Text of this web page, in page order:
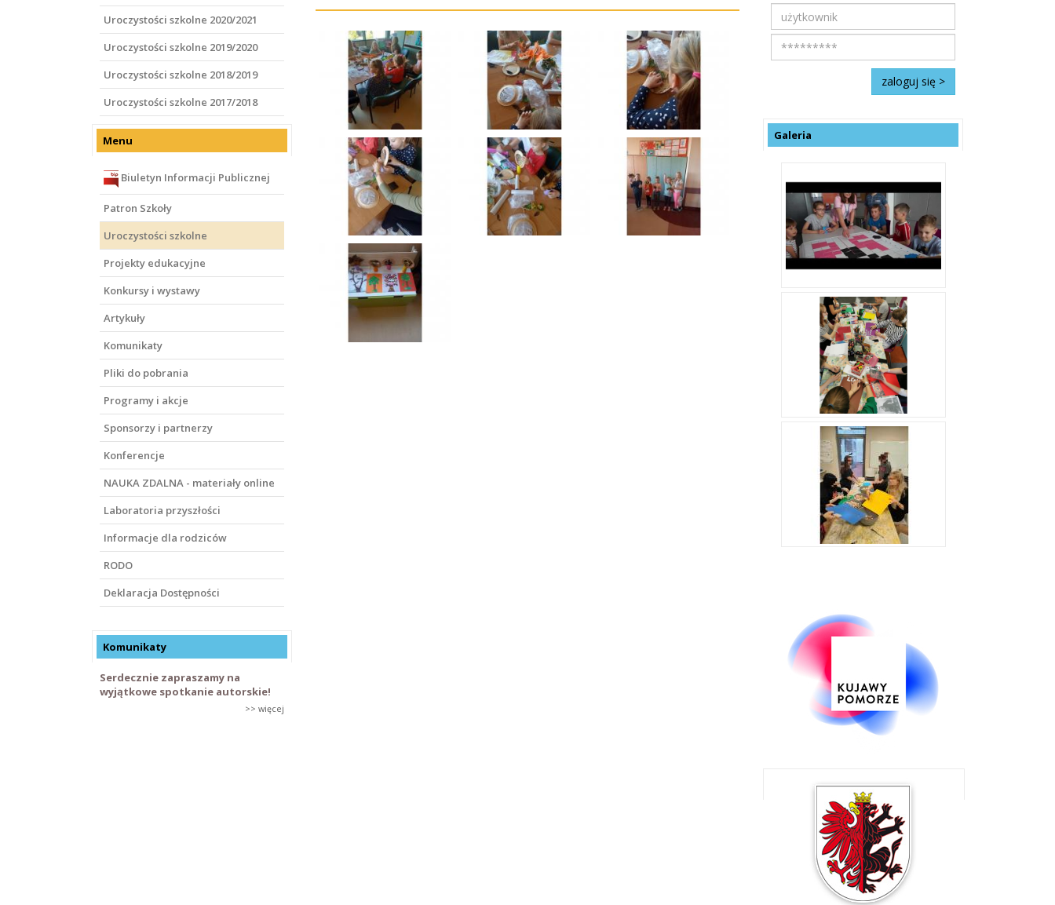
Uroczystości szkolne 2020/2021
Uroczystości szkolne 2019/2020
Uroczystości szkolne 2018/2019
Uroczystości szkolne 2017/2018
Menu
Biuletyn Informacji Publicznej
Patron Szkoły
Uroczystości szkolne
Projekty edukacyjne
Konkursy i wystawy
Artykuły
Komunikaty
Pliki do pobrania
Programy i akcje
Sponsorzy i partnerzy
Konferencje
NAUKA ZDALNA - materiały online
Laboratoria przyszłości
Informacje dla rodziców
RODO
Deklaracja Dostępności
Komunikaty
Serdecznie zapraszamy na
wyjątkowe spotkanie autorskie!
>> więcej
Galeria